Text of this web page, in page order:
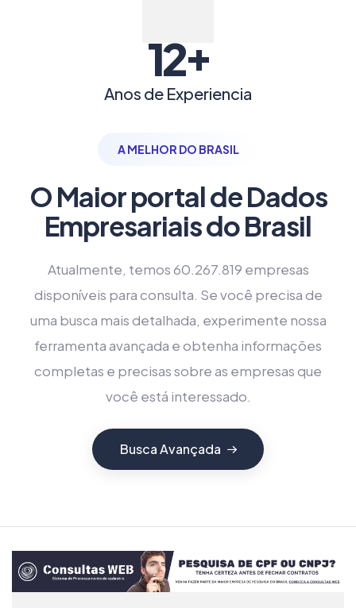
12+
Anos de Experiencia
A MELHOR DO BRASIL
O Maior portal de Dados
Empresariais do Brasil
Atualmente, temos 60.267.819 empresas
disponíveis para consulta. Se você precisa de
uma busca mais detalhada, experimente nossa
ferramenta avançada e obtenha informações
completas e precisas sobre as empresas que
você está interessado.
Busca Avançada